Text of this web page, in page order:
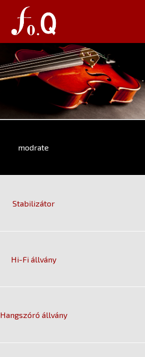
modrate
Stabilizátor
Hi-Fi állvány
Hangszóró állvány